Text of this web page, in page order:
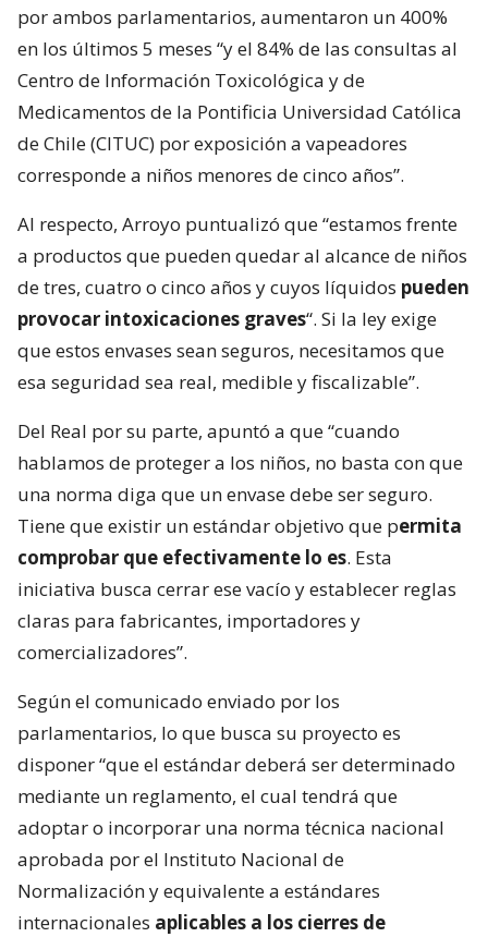
por ambos parlamentarios, aumentaron un 400%
en los últimos 5 meses “y el 84% de las consultas al
Centro de Información Toxicológica y de
Medicamentos de la Pontificia Universidad Católica
de Chile (CITUC) por exposición a vapeadores
corresponde a niños menores de cinco años”.
Al respecto, Arroyo puntualizó que “estamos frente
a productos que pueden quedar al alcance de niños
de tres, cuatro o cinco años y cuyos líquidos pueden
provocar intoxicaciones graves“. Si la ley exige
que estos envases sean seguros, necesitamos que
esa seguridad sea real, medible y fiscalizable”.
Del Real por su parte, apuntó a que “cuando
hablamos de proteger a los niños, no basta con que
una norma diga que un envase debe ser seguro.
Tiene que existir un estándar objetivo que permita
comprobar que efectivamente lo es. Esta
iniciativa busca cerrar ese vacío y establecer reglas
claras para fabricantes, importadores y
comercializadores”.
Según el comunicado enviado por los
parlamentarios, lo que busca su proyecto es
disponer “que el estándar deberá ser determinado
mediante un reglamento, el cual tendrá que
adoptar o incorporar una norma técnica nacional
aprobada por el Instituto Nacional de
Normalización y equivalente a estándares
internacionales aplicables a los cierres de